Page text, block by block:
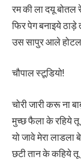
रम की ला दयू बोतल
फिर पेग बनाइये ठाड़े
उस सापुर आले
चौपाल स्टूडियो!
चोरी जारी करू ना
मुच्छ फैला के रहिये तू
यो जावे मेरा लाडला
छटी तान के कहिये तू